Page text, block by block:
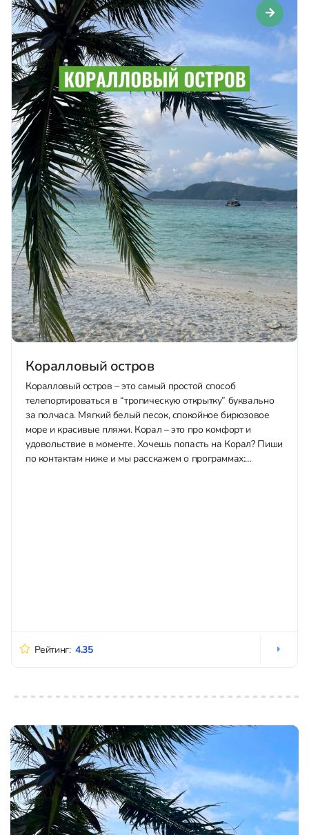
Коралловый остров
Коралловый остров – это самый простой способ
телепортироваться в “тропическую открытку” буквально
за полчаса. Мягкий белый песок, спокойное бирюзовое
море и красивые пляжи. Корал – это про комфорт и
удовольствие в моменте. Хочешь попасть на Корал? Пиши
по контактам ниже и мы расскажем о программах:
Рейтинг: 4.35